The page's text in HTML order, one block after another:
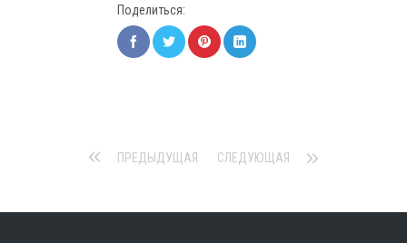
Поделиться:
ПРЕДЫДУЩАЯ СЛЕДУЮЩАЯ